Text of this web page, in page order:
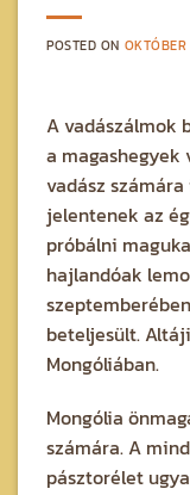
POSTED ON
A vadászálmok
a magashegyek
vadász
jelentenek az
próbálni
hajlandóak
beteljesült.
Mongóliában.
Mongólia
számára. A
pásztorélet